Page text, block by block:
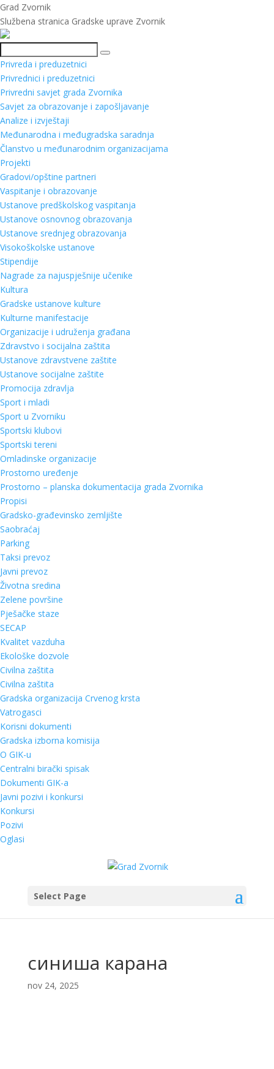
Grad Zvornik
Službena stranica Gradske uprave Zvornik
Pretraga
Privreda i preduzetnici
Privrednici i preduzetnici
Privredni savjet grada Zvornika
Savjet za obrazovanje i zapošljavanje
Analize i izvještaji
Međunarodna i međugradska saradnja
Članstvo u međunarodnim organizacijama
Projekti
Gradovi/opštine partneri
Vaspitanje i obrazovanje
Ustanove predškolskog vaspitanja
Ustanove osnovnog obrazovanja
Ustanove srednjeg obrazovanja
Visokoškolske ustanove
Stipendije
Nagrade za najuspješnije učenike
Kultura
Gradske ustanove kulture
Kulturne manifestacije
Organizacije i udruženja građana
Zdravstvo i socijalna zaštita
Ustanove zdravstvene zaštite
Ustanove socijalne zaštite
Promocija zdravlja
Sport i mladi
Sport u Zvorniku
Sportski klubovi
Sportski tereni
Omladinske organizacije
Prostorno uređenje
Prostorno – planska dokumentacija grada Zvornika
Propisi
Gradsko-građevinsko zemljište
Saobraćaj
Parking
Taksi prevoz
Javni prevoz
Životna sredina
Zelene površine
Pješačke staze
SECAP
Kvalitet vazduha
Ekološke dozvole
Civilna zaštita
Civilna zaštita
Gradska organizacija Crvenog krsta
Vatrogasci
Korisni dokumenti
Gradska izborna komisija
O GIK-u
Centralni birački spisak
Dokumenti GIK-a
Javni pozivi i konkursi
Konkursi
Pozivi
Oglasi
Select Page
синиша карана
nov 24, 2025